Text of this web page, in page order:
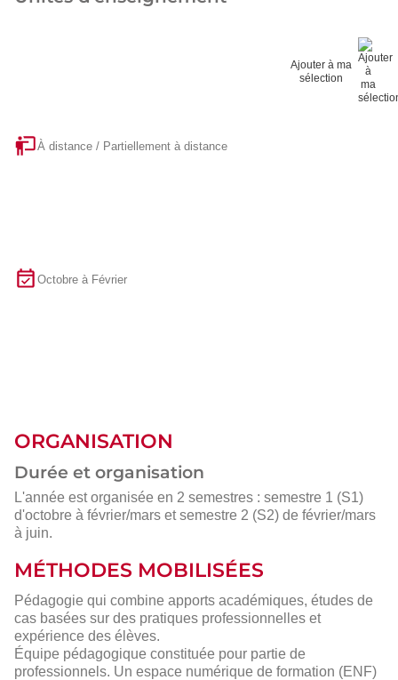
Ajouter à ma
sélection
À distance / Partiellement à distance
Octobre à Février
ORGANISATION
Durée et organisation
L'année est organisée en 2 semestres : semestre 1 (S1)
d'octobre à février/mars et semestre 2 (S2) de février/mars
à juin.
MÉTHODES MOBILISÉES
Pédagogie qui combine apports académiques, études de
cas basées sur des pratiques professionnelles et
expérience des élèves.
Équipe pédagogique constituée pour partie de
professionnels. Un espace numérique de formation (ENF)